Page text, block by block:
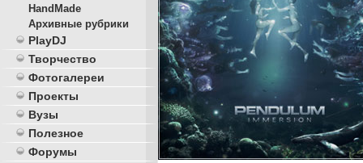
HandMade
Архивные рубрики
PlayDJ
Творчество
Фотогалереи
Проекты
Вузы
Полезное
Форумы